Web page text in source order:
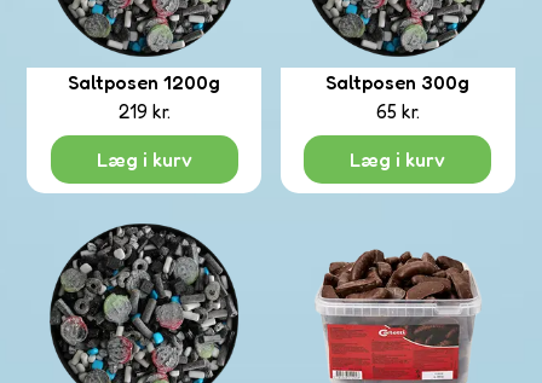
Saltposen 1200g
219 kr.
Læg i kurv
Saltposen 300g
65 kr.
Læg i kurv